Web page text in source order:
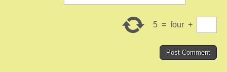
+
four
=
5